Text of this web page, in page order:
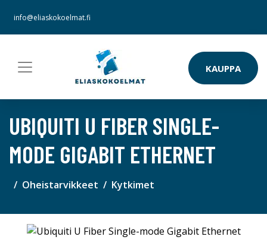
info@eliaskokoelmat.fi
KAUPPA
UBIQUITI U FIBER SINGLE-
MODE GIGABIT ETHERNET
Oheistarvikkeet Kytkimet